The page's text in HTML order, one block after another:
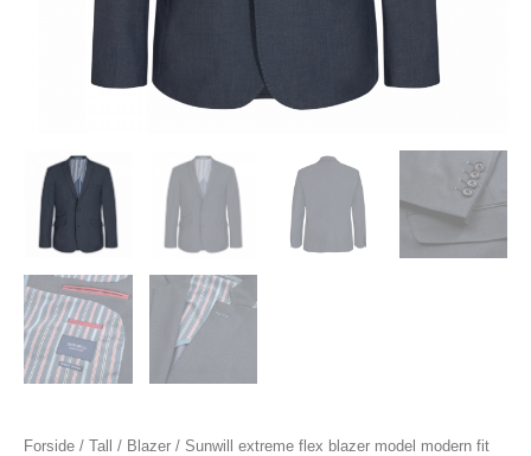
Forside / Tall / Blazer / Sunwill extreme flex blazer model modern fit